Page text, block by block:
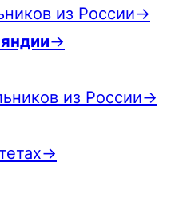
из России→
→
из России→